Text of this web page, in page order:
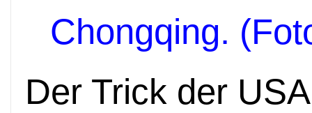
Chongqing.
Der Trick der